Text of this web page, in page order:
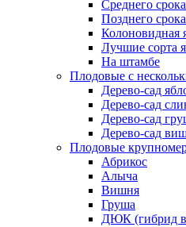
Среднего
Позднего
Колоновидная
Лучшие сорта
На штамбе
Плодовые с
Дерево-сад
Дерево-сад
Дерево-сад
Дерево-сад
Плодовые
Абрикос
Алыча
Вишня
Груша
ДЮК (гибрид